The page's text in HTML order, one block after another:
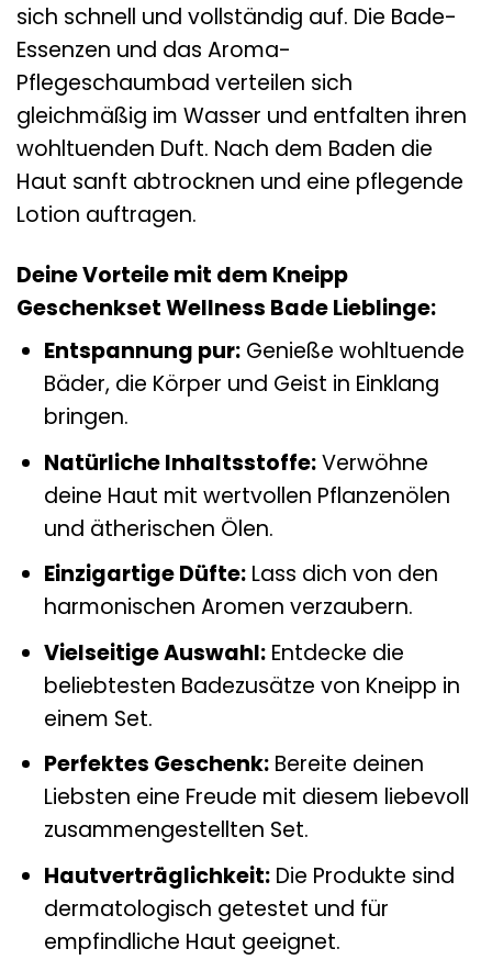
sich schnell und vollständig auf. Die Bade-
Essenzen und das Aroma-
Pflegeschaumbad verteilen sich
gleichmäßig im Wasser und entfalten ihren
wohltuenden Duft. Nach dem Baden die
Haut sanft abtrocknen und eine pflegende
Lotion auftragen.
Deine Vorteile mit dem Kneipp
Geschenkset Wellness Bade Lieblinge:
Entspannung pur:Genieße wohltuende
Bäder, die Körper und Geist in Einklang
bringen.
Natürliche Inhaltsstoffe:Verwöhne
deine Haut mit wertvollen Pflanzenölen
und ätherischen Ölen.
Einzigartige Düfte:Lass dich von den
harmonischen Aromen verzaubern.
Vielseitige Auswahl:Entdecke die
beliebtesten Badezusätze von Kneipp in
einem Set.
Perfektes Geschenk:Bereite deinen
Liebsten eine Freude mit diesem liebevoll
zusammengestellten Set.
Hautverträglichkeit:Die Produkte sind
dermatologisch getestet und für
empfindliche Haut geeignet.